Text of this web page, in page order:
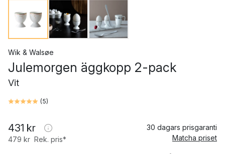
Wik & Walsøe
Julemorgen äggkopp 2-pack
Vit
(5)
431 kr
479 kr Rek. pris*
30 dagars prisgaranti
Matcha priset